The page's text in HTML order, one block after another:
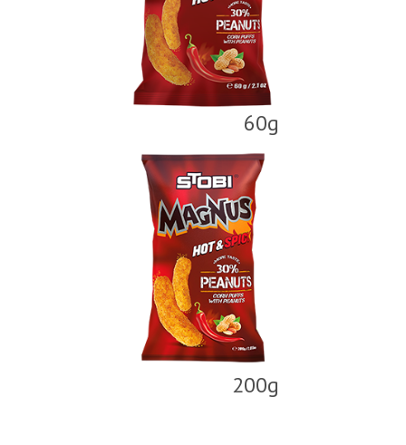
60g
200g